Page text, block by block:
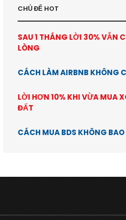
CHỦ ĐỂ HOT
SAU 1 THÁNG LỜI 30% VẪN
LÒNG
CÁCH LÀM AIRBNB KHÔNG
LỜI HƠN 10% KHI VỪA MUA
ĐẤT
CÁCH MUA BDS KHÔNG